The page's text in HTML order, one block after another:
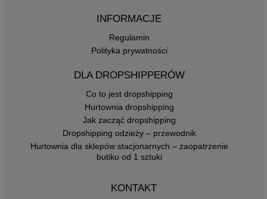
INFORMACJE
Regulamin
Polityka prywatności
DLA DROPSHIPPERÓW
Co to jest dropshipping
Hurtownia dropshipping
Jak zacząć dropshipping
Dropshipping odzieży – przewodnik
Hurtownia dla sklepów stacjonarnych – zaopatrzenie
butiku od 1 sztuki
KONTAKT